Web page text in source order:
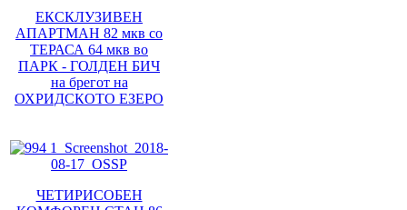
ЕКСКЛУЗИВЕН
АПАРТМАН 82 мкв со
ТЕРАСА 64 мкв во
ПАРК - ГОЛДЕН БИЧ
на брегот на
ОХРИДСКОТО ЕЗЕРО
ЧЕТИРИСОБЕН